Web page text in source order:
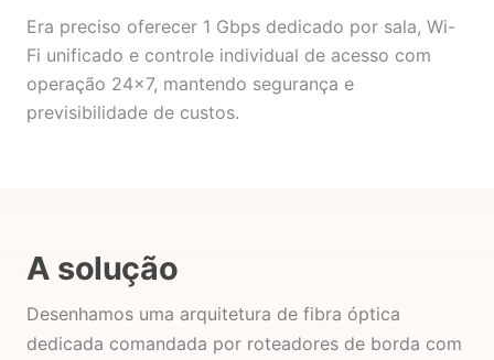
Era preciso oferecer 1 Gbps dedicado por sala, Wi-
Fi unificado e controle individual de acesso com
operação 24×7, mantendo segurança e
previsibilidade de custos.
A solução
Desenhamos uma arquitetura de fibra óptica
dedicada comandada por roteadores de borda com